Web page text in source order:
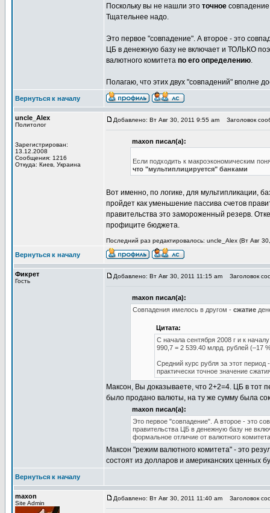
Поскольку вы не нашли это точное
Тщательнее надо.
Это первое "совпадение". А второе - это
ЦБ в денежную базу не включает и ТОЛЬКО
валютного комитета по его определению.
Полагаю, что этих двух "совпадений" вполне
Вернуться к началу
uncle_Alex
Политолог
Зарегистрирован:
13.12.2008
Сообщения: 1216
Откуда: Киев, Украина
Добавлено: Вт Авг 30, 2011 9:55 am Заголовок
maxon писал(а):
Если подходить к макроэкономическим
что "мультиплицируется" банками
Вот именно, по логике, для мультипликации,
пройдет как уменьшение пассива счетов
правительства это замороженный резерв.
профиците бюджета.
Последний раз редактировалось: uncle_Alex (Вт Авг
Вернуться к началу
Фикрет
Гость
Добавлено: Вт Авг 30, 2011 11:15 am Заголовок
maxon писал(а):
Совпадения имелось в другом - сжатие
Цитата:
С начала сентября 2008 г и к
990,7 = 2 539.40 млрд. рублей (–17
Средний курс рубля за этот
практически точное значение
Максон, Вы доказываете, что 2+2=4. ЦБ в тот
было продано валюты, на ту же сумму была
maxon писал(а):
Это первое "совпадение". А второе - это
правительства ЦБ в денежную базу не
формальное отличие от валютного
Максон "режим валютного комитета" - это
состоят из долларов и американских ценных
Вернуться к началу
maxon
Site Admin
Добавлено: Вт Авг 30, 2011 11:40 am Заголовок